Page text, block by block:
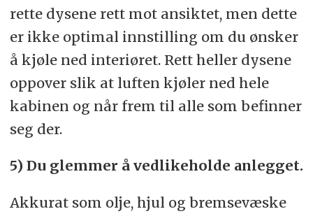
rette dysene rett mot ansiktet, men dette
er ikke optimal innstilling om du ønsker
å kjøle ned interiøret. Rett heller dysene
oppover slik at luften kjøler ned hele
kabinen og når frem til alle som befinner
seg der.
5) Du glemmer å vedlikeholde anlegget.
Akkurat som olje, hjul og bremsevæske